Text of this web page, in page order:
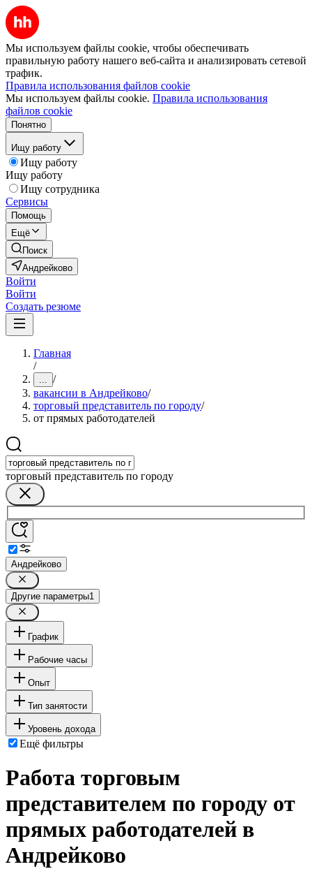
Мы используем файлы cookie, чтобы обеспечивать
правильную работу нашего веб-сайта и анализировать сетевой
трафик.
Правила использования файлов cookie
Мы используем файлы cookie. Правила использования
файлов cookie
Понятно
Ищу работу
Ищу работу
Ищу работу
Ищу сотрудника
Сервисы
Помощь
Ещё
Поиск
Андрейково
Войти
Войти
Создать резюме
Главная
/
... /
вакансии в Андрейково/
торговый представитель по городу/
от прямых работодателей
торговый представитель по городу
Андрейково
Другие параметры1
График
Рабочие часы
Опыт
Тип занятости
Уровень дохода
Ещё фильтры
Работа торговым
представителем по городу от
прямых работодателей в
Андрейково